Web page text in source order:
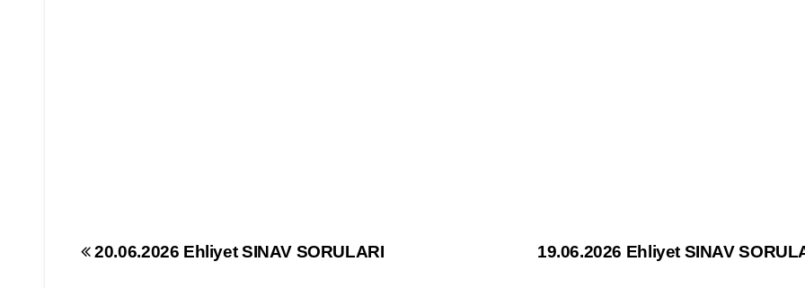
Yazı
19.06.2026 Ehliyet SINAV
20.06.2026 Ehliyet SINAV SORULARI